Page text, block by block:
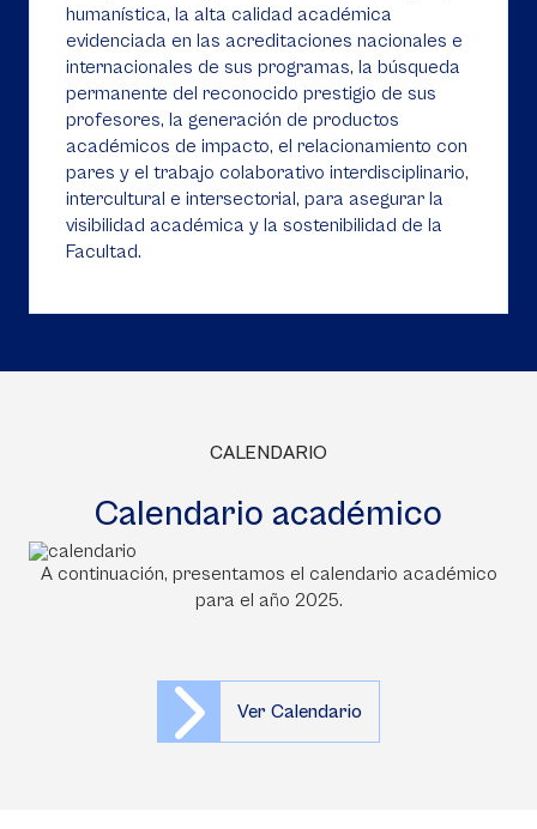
humanística, la alta calidad académica
evidenciada en las acreditaciones nacionales e
internacionales de sus programas, la búsqueda
permanente del reconocido prestigio de sus
profesores, la generación de productos
académicos de impacto, el relacionamiento con
pares y el trabajo colaborativo interdisciplinario,
intercultural e intersectorial, para asegurar la
visibilidad académica y la sostenibilidad de la
Facultad.
CALENDARIO
Calendario académico
A continuación, presentamos el calendario académico
para el año 2025.
Ver Calendario